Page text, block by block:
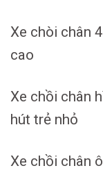
Xe chòi chân
cao
Xe chồi chân
hút trẻ nhỏ
Xe chồi chân